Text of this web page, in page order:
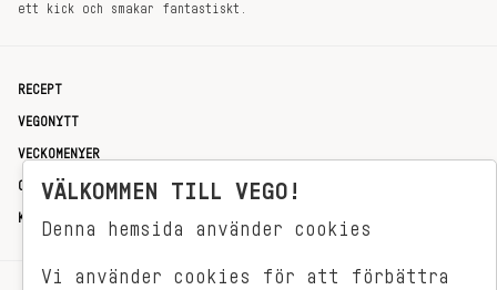
ett kick och smakar fantastiskt.
RECEPT
VEGONYTT
VECKOMENYER
OM OSS
KONTAKT
VÄLKOMMEN TILL VEGO!
Denna hemsida använder cookies
Vi använder cookies för att förbättra